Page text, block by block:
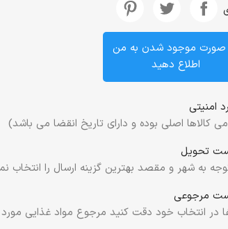
صورت موجود شدن به من
اطلاع دهید
امنیتی
کالاها اصلی بوده و دارای تاریخ انقضا می باشد)
تحویل
به شهر و مقصد بهترین گزینه ارسال را انتخاب
مرجوعی
در انتخاب خود دقت کنید مرجوع مواد غذایی